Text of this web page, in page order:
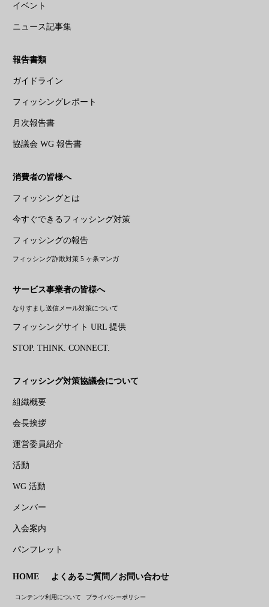
イベント
ニュース記事集
報告書類
ガイドライン
フィッシングレポート
月次報告書
協議会 WG 報告書
消費者の皆様へ
フィッシングとは
今すぐできるフィッシング対策
フィッシングの報告
フィッシング詐欺対策 5 ヶ条マンガ
サービス事業者の皆様へ
なりすまし送信メール対策について
フィッシングサイト URL 提供
STOP. THINK. CONNECT.
フィッシング対策協議会について
組織概要
会長挨拶
運営委員紹介
活動
WG 活動
メンバー
入会案内
パンフレット
HOME よくあるご質問／お問い合わせ
コンテンツ利用について プライバシーポリシー